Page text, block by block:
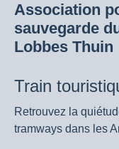
Association
sauvegarde
Lobbes Thuin
Train
Retrouvez la
tramways dans les